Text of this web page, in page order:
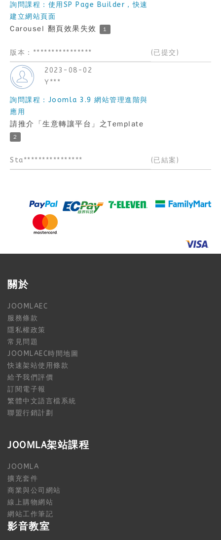
詢問課程：使用SP Page Builder，快速
建立網站頁面
Carousel 翻頁效果失效 1
版本：**************** (已提交)
2023-08-02
Y***
詢問課程：Joomla 3.9 網站管理進階與
應用
請推介「生意轉讓平台」之Template
2
Sta**************** (已結案)
關於
JOOMLAEC
服務條款
隱私權政策
常見問題
JOOMLAEC時間地圖
快速架站使用條款
給予我們評價
訂閱電子報
繁體中文語言檔系統
聯盟行銷計劃
JOOMLA架站課程
JOOMLA
擴充套件
商業與公司網站
線上購物網站
網站工作筆記
影音教室